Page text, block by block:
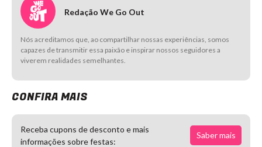
Redação We Go Out
Nós acreditamos que, ao compartilhar nossas experiências, somos
capazes de transmitir essa paixão e inspirar nossos seguidores a
viverem realidades semelhantes.
CONFIRA MAIS
Receba cupons de desconto e mais
informações sobre festas:
Saber mais